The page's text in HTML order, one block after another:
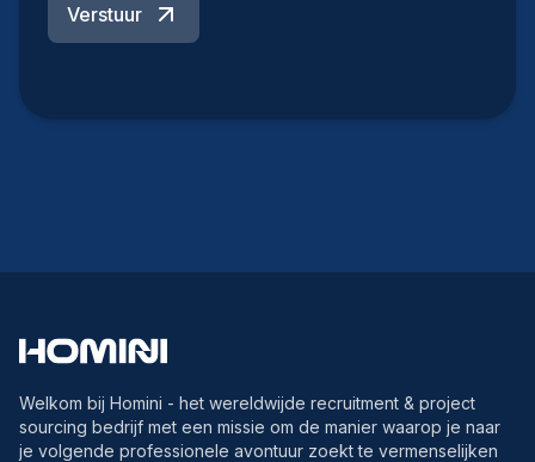
Verstuur
Welkom bij Homini - het wereldwijde recruitment & project
sourcing bedrijf met een missie om de manier waarop je naar
je volgende professionele avontuur zoekt te vermenselijken